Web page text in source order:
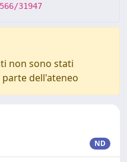
31947
non sono stati
dell'ateneo
ND